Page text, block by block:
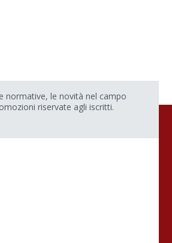
normative, le novità nel campo
riservate agli iscritti.